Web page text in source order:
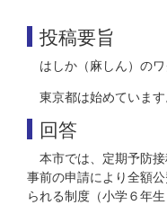
投稿要旨
はしか（麻しん）の
東京都は始めています
回答
本市では、定期予防
事前の申請により全額
られる制度（小学６年